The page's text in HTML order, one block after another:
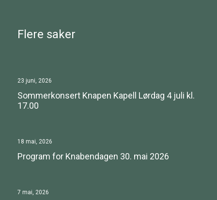
Flere saker
23 juni, 2026
Sommerkonsert Knapen Kapell Lørdag 4 juli kl.
17.00
18 mai, 2026
Program for Knabendagen 30. mai 2026
7 mai, 2026